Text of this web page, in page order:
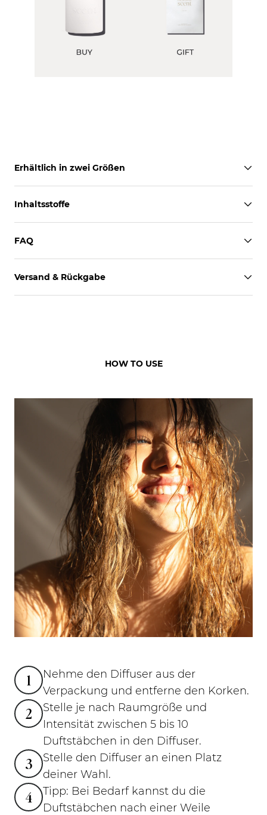
Erhältlich in zwei Größen
Inhaltsstoffe
FAQ
Versand & Rückgabe
HOW TO USE
1
Nehme den Diffuser aus der
Verpackung und entferne den Korken.
2
Stelle je nach Raumgröße und
Intensität zwischen 5 bis 10
Duftstäbchen in den Diffuser.
3
Stelle den Diffuser an einen Platz
deiner Wahl.
4
Tipp: Bei Bedarf kannst du die
Duftstäbchen nach einer Weile